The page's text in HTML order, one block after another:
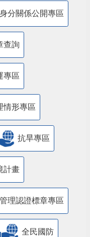
分關係公開專區
查詢
專區
情形專區
抗旱專區
計畫
理認證標章專區
全民國防